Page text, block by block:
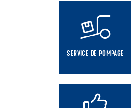
SERVICE DE POMPAGE